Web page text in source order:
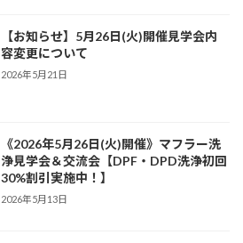
【お知らせ】5月26日(火)開催見学会内
容変更について
2026年5月21日
《2026年5月26日(火)開催》マフラー洗
浄見学会＆交流会【DPF・DPD洗浄初回
30%割引実施中！】
2026年5月13日